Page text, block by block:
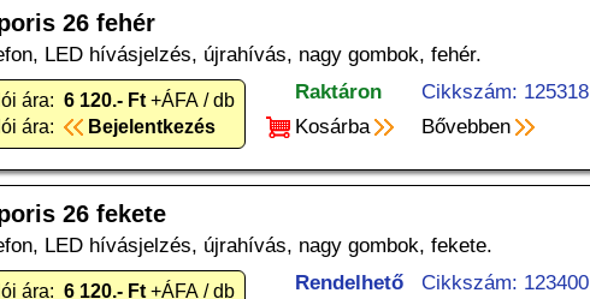
26 fehér
LED hívásjelzés, újrahívás, nagy gombok, fehér.
ára: 6 120.- Ft +ÁFA / db
ára:
Bejelentkezés
Raktáron
Cikkszám: 125318
Kosárba
Bővebben
26 fekete
LED hívásjelzés, újrahívás, nagy gombok, fekete.
ára: 6 120.- Ft +ÁFA / db
Rendelhető
Cikkszám: 123400